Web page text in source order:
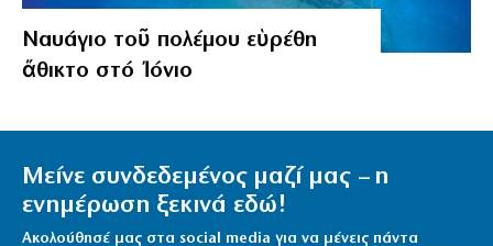
Ναυάγιο τοῦ πολέμου εὑρέθη
ἄθικτο στό Ἰόνιο
Μείνε συνδεδεμένος μαζί μας – η
ενημέρωση ξεκινά εδώ!
Ακολούθησέ μας στα social media για να μένεις πάντα